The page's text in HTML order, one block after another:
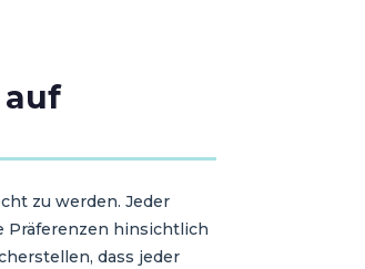
zu werden. Jeder
Präferenzen hinsichtlich
dass jeder